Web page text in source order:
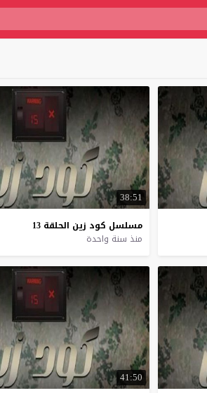
38:51
مسلسل كود زين الحلقة 13
منذ سنة واحدة
41:50